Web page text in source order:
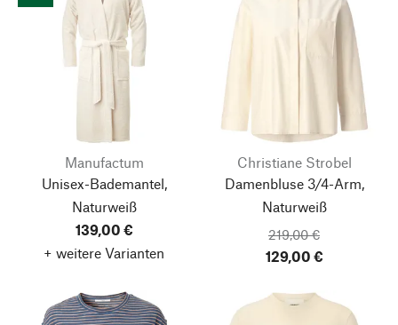
Manufactum
Unisex-Bademantel,
Naturweiß
139,00 €
+ weitere Varianten
Christiane Strobel
Damenbluse 3/4-Arm,
Naturweiß
219,00 €
129,00 €